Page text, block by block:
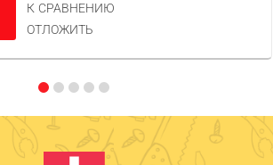
К СРАВНЕНИЮ
ОТЛОЖИТЬ